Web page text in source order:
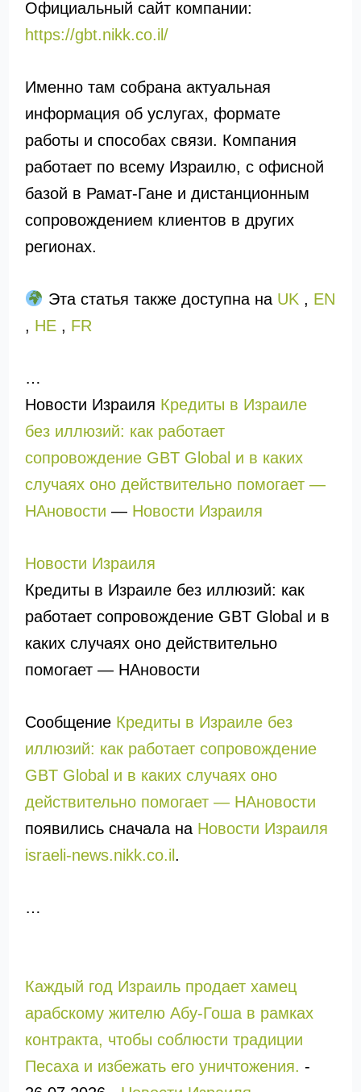
Официальный сайт компании:
https://gbt.nikk.co.il/
Именно там собрана актуальная
информация об услугах, формате
работы и способах связи. Компания
работает по всему Израилю, с офисной
базой в Рамат-Гане и дистанционным
сопровождением клиентов в других
регионах.
Эта статья также доступна на UK , EN
, HE, FR
…
Новости Израиля Кредиты в Израиле
без иллюзий: как работает
сопровождение GBT Global и в каких
случаях оно действительно помогает —
НАновости — Новости Израиля
Новости Израиля
Кредиты в Израиле без иллюзий: как
работает сопровождение GBT Global и в
каких случаях оно действительно
помогает — НАновости
Сообщение Кредиты в Израиле без
иллюзий: как работает сопровождение
GBT Global и в каких случаях оно
действительно помогает — НАновости
появились сначала на Новости Израиля
israeli-news.nikk.co.il .
…
Каждый год Израиль продает хамец
арабскому жителю Абу-Гоша в рамках
контракта, чтобы соблюсти традиции
Песаха и избежать его уничтожения. -